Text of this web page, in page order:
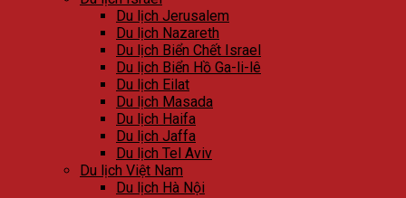
Du lịch Jerusalem
Du lịch Nazareth
Du lịch Biển Chết Israel
Du lịch Biển Hồ Ga-li-lê
Du lịch Eilat
Du lịch Masada
Du lịch Haifa
Du lịch Jaffa
Du lịch Tel Aviv
Du lịch Việt Nam
Du lịch Hà Nội